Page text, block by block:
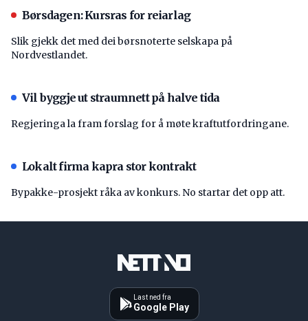
Børsdagen: Kursras for reiarlag
Slik gjekk det med dei børsnoterte selskapa på
Nordvestlandet.
Vil byggje ut straumnett på halve tida
Regjeringa la fram forslag for å møte kraftutfordringane.
Lokalt firma kapra stor kontrakt
Bypakke-prosjekt råka av konkurs. No startar det opp att.
Last ned fra
Google Play